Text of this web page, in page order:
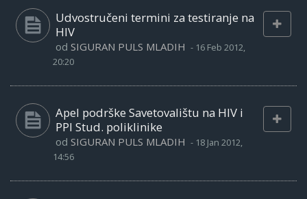
Udvostručeni termini za testiranje na
HIV
od SIGURAN PULS MLADIH - 16 Feb 2012,
20:20
Apel podrške Savetovalištu na HIV i
PPI Stud. poliklinike
od SIGURAN PULS MLADIH - 18 Jan 2012,
14:56